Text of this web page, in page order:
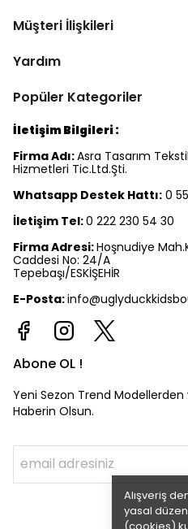
Alışveriş
yasal
Müşteri İlişkileri
Yardım
Popüler Kategoriler
İletişim Bilgileri :
Firma Adı:Asra Tasarım
Hizmetleri Tic.Ltd.Şti.
Whatsapp Destek Hattı: 0
İletişim Tel:0 222 230 54 30
Firma Adresi:Hoşnudiye
Caddesi No: 24/A
Tepebaşı/ESKİŞEHİR
E-Posta:
Abone OL !
Yeni Sezon Trend
Haberin Olsun.